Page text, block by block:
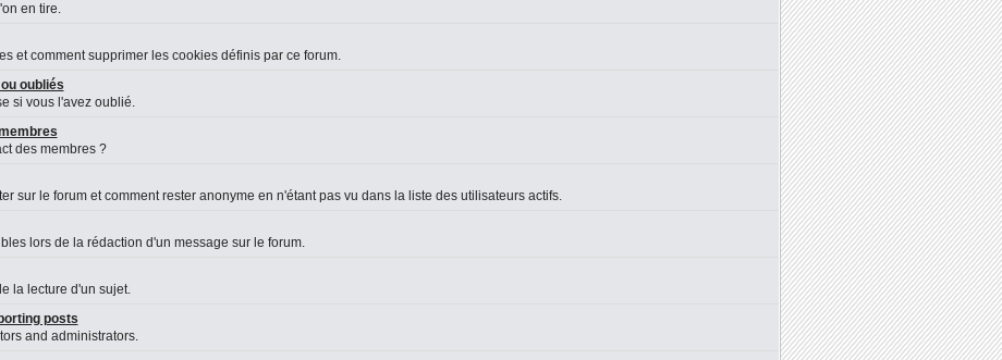
en tire.
et comment supprimer les cookies définis par ce forum.
oubliés
si vous l'avez oublié.
des membres ?
sur le forum et comment rester anonyme en n'étant pas vu dans la liste des utilisateurs actifs.
lors de la rédaction d'un message sur le forum.
la lecture d'un sujet.
posts
and administrators.